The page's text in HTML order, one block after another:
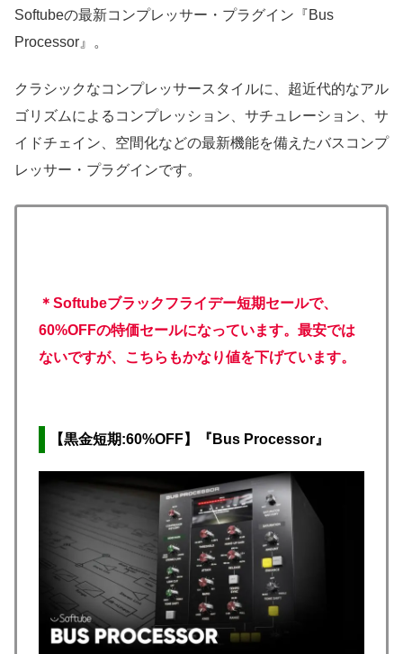
Softubeの最新コンプレッサー・プラグイン『Bus
Processor』。
クラシックなコンプレッサースタイルに、超近代的なアル
ゴリズムによるコンプレッション、サチュレーション、サ
イドチェイン、空間化などの最新機能を備えたバスコンプ
レッサー・プラグインです。
＊Softubeブラックフライデー短期セールで、
60%OFFの特価セールになっています。 最安では
ないですが、こちらもかなり値を下げています。
【黒金短期:60%OFF】『Bus Processor』